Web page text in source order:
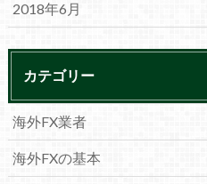
2018年6月
カテゴリー
海外FX業者
海外FXの基本